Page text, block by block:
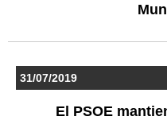
31/07/2019
El PSOE